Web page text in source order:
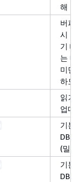
해 보
버퍼
시 누
기 때
는 데
미만
하도
읽기
업데
기본
DB
(밀
기본
DB